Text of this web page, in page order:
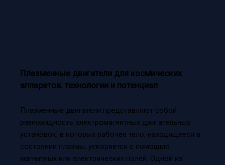
Плазменные двигатели для космических
аппаратов: технологии и потенциал
Плазменные двигатели представляют собой
разновидность электромагнитных двигательных
установок, в которых рабочее тело, находящееся в
состоянии плазмы, ускоряется с помощью
магнитных или электрических полей. Одной из